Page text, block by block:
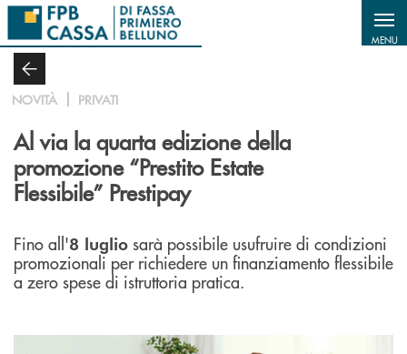
Salta al contenuto principale
MENU
NOVITÀ PRIVATI
Al via la quarta edizione della
promozione “Prestito Estate
Flessibile” Prestipay
Fino all'8 luglio sarà possibile usufruire di condizioni
promozionali per richiedere un finanziamento flessibile
a zero spese di istruttoria pratica.